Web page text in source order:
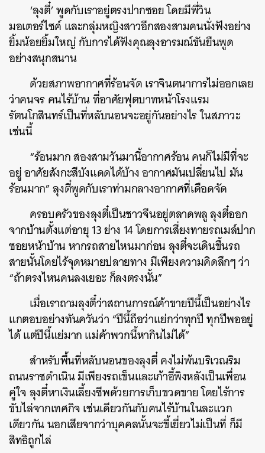
‘ลุงตี๋’ พูดกับเราอยู่ตรงปากซอย โดยมีพี่วิน
มอเตอร์ไซค์ และกลุ่มหญิงสาวอีกสองสามคนนั่งฟังอย่าง
ยิ้มน้อยยิ้มใหญ่ กับการได้ฟังคุณลุงอารมณ์ขันยืนพูด
อย่างสนุกสนาน
ด้วยสภาพอากาศที่ร้อนจัด เราจินตนาการไม่ออกเลย
ว่าคนจร คนไร้บ้าน ที่อาศัยฟุตบาทหน้าโรงแรม
รัตนโกสินทร์เป็นที่หลับนอนจะอยู่กันอย่างไร ในสภาวะ
เช่นนี้
“ร้อนมาก สองสามวันมานี้อากาศร้อน คนก็ไม่มีที่จะ
อยู่ อาศัยสังกะสีบังแดดได้บ้าง อากาศมันเปลี่ยนไป มัน
ร้อนมาก” ลุงตี๋พูดกับเราท่ามกลางอากาศที่เดือดจัด
ครอบครัวของลุงตี๋เป็นชาวจีนอยู่ตลาดพลู ลุงตี๋ออก
จากบ้านตั้งแต่อายุ 13 ย่าง 14 โดยการเสี่ยงทายรถเมล์ปาก
ซอยหน้าบ้าน หากรถสายไหนมาก่อน ลุงตี๋จะเดินขึ้นรถ
สายนั้นโดยไร้จุดหมายปลายทาง มีเพียงความคิดลึกๆ ว่า
“ถ้าตรงไหนคนลงเยอะ ก็ลงตรงนั้น”
เมื่อเราถามลุงตี๋ว่าสถานการณ์ค้าขายปีนี้เป็นอย่างไร
แกตอบอย่างทันควันว่า “ปีนี้ถือว่าแย่กว่าทุกปี ทุกปีพออยู่
ได้ แต่ปีนี้แย่มาก แม่ค้าพวกนี้หากินไม่ได้”
สำหรับพื้นที่หลับนอนของลุงตี๋ คงไม่พ้นบริเวณริม
ถนนราชดำเนิน มีเพียงรถเข็นและเก้าอี้พิงหลังเป็นเพื่อน
คู่ใจ ลุงตี๋หาเงินเลี้ยงชีพด้วยการเก็บขวดขาย โดยไร้การ
ขับไล่จากเทศกิจ เช่นเดียวกันกับคนไร้บ้านในละแวก
เดียวกัน นอกเสียจากว่าบุคคลนั้นจะขี้เยี่ยวไม่เป็นที่ ก็มี
สิทธิถูกไล่